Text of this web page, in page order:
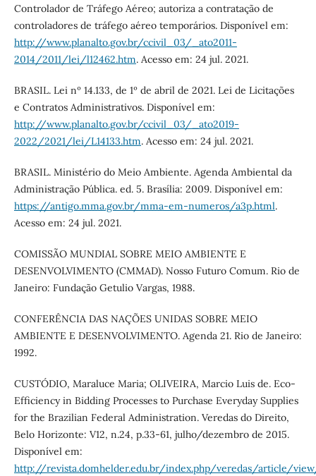
Controlador de Tráfego Aéreo; autoriza a contratação de
controladores de tráfego aéreo temporários. Disponível em:
http://www.planalto.gov.br/ccivil_03/_ato2011-
2014/2011/lei/l12462.htm. Acesso em: 24 jul. 2021.
BRASIL. Lei nº 14.133, de 1º de abril de 2021. Lei de Licitações
e Contratos Administrativos. Disponível em:
http://www.planalto.gov.br/ccivil_03/_ato2019-
2022/2021/lei/L14133.htm. Acesso em: 24 jul. 2021.
BRASIL. Ministério do Meio Ambiente. Agenda Ambiental da
Administração Pública. ed. 5. Brasília: 2009. Disponível em:
https://antigo.mma.gov.br/mma-em-numeros/a3p.html.
Acesso em: 24 jul. 2021.
COMISSÃO MUNDIAL SOBRE MEIO AMBIENTE E
DESENVOLVIMENTO (CMMAD). Nosso Futuro Comum. Rio de
Janeiro: Fundação Getulio Vargas, 1988.
CONFERÊNCIA DAS NAÇÕES UNIDAS SOBRE MEIO
AMBIENTE E DESENVOLVIMENTO. Agenda 21. Rio de Janeiro:
1992.
CUSTÓDIO, Maraluce Maria; OLIVEIRA, Marcio Luis de. Eco-
Efficiency in Bidding Processes to Purchase Everyday Supplies
for the Brazilian Federal Administration. Veredas do Direito,
Belo Horizonte: V12, n.24, p.33-61, julho/dezembro de 2015.
Disponível em:
http://revista.domhelder.edu.br/index.php/veredas/article/